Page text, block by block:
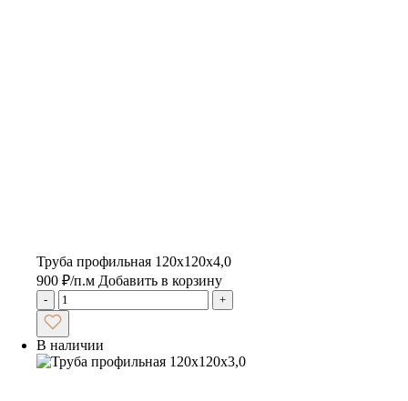
Труба профильная 120х120х4,0
900 ₽/п.м Добавить в корзину
- +
В наличии